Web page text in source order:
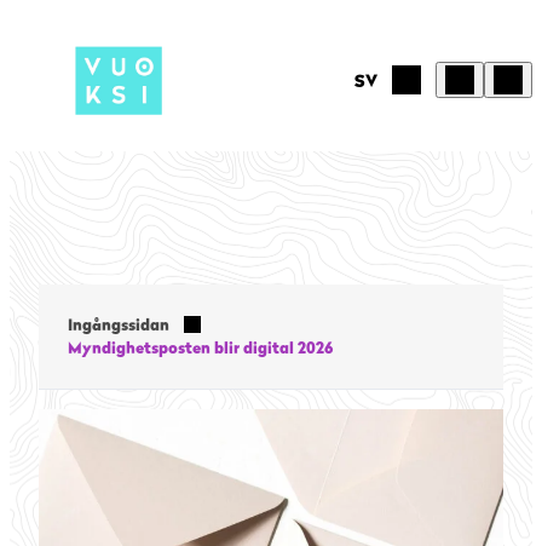
SV
Ingångssidan
Myndighetsposten blir digital 2026